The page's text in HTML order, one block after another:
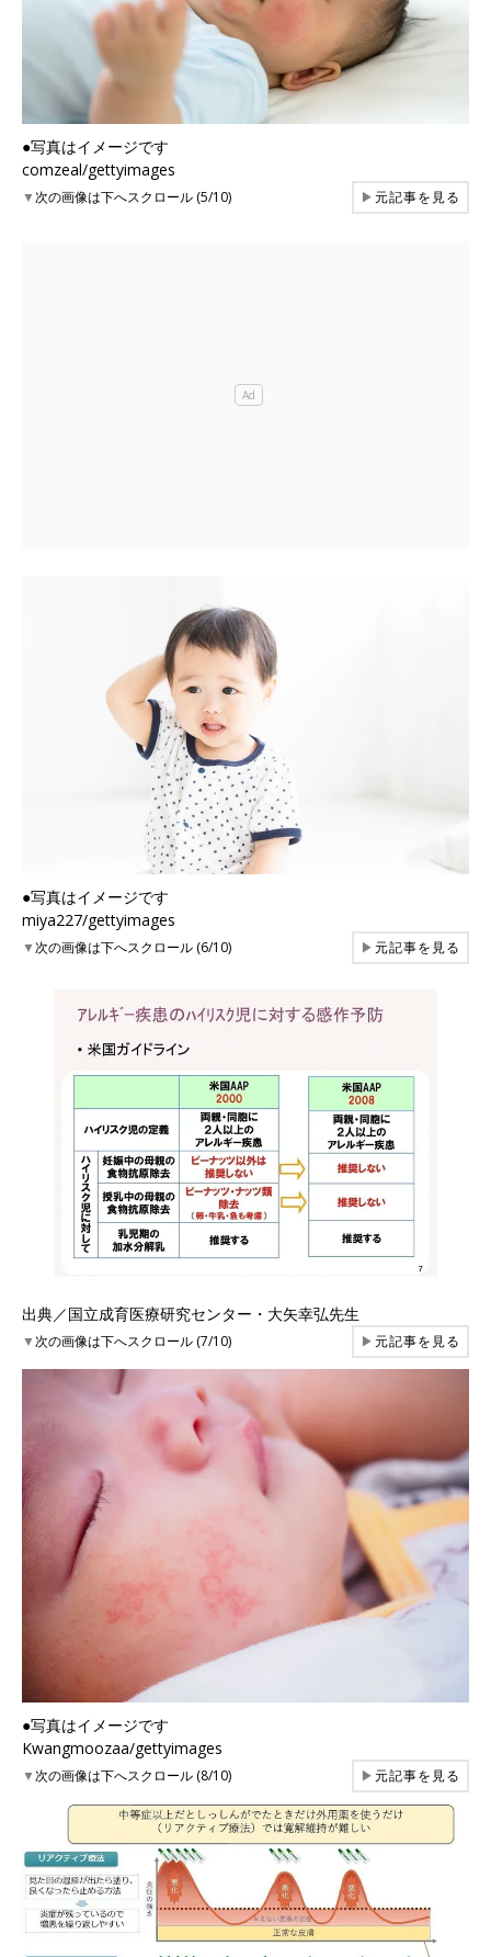
●写真はイメージです
comzeal/gettyimages
▼次の画像は下へスクロール (5/10) ▶元記事を見る
●写真はイメージです
miya227/gettyimages
▼次の画像は下へスクロール (6/10) ▶元記事を見る
出典／国立成育医療研究センター・大矢幸弘先生
▼次の画像は下へスクロール (7/10) ▶元記事を見る
●写真はイメージです
Kwangmoozaa/gettyimages
▼次の画像は下へスクロール (8/10) ▶元記事を見る